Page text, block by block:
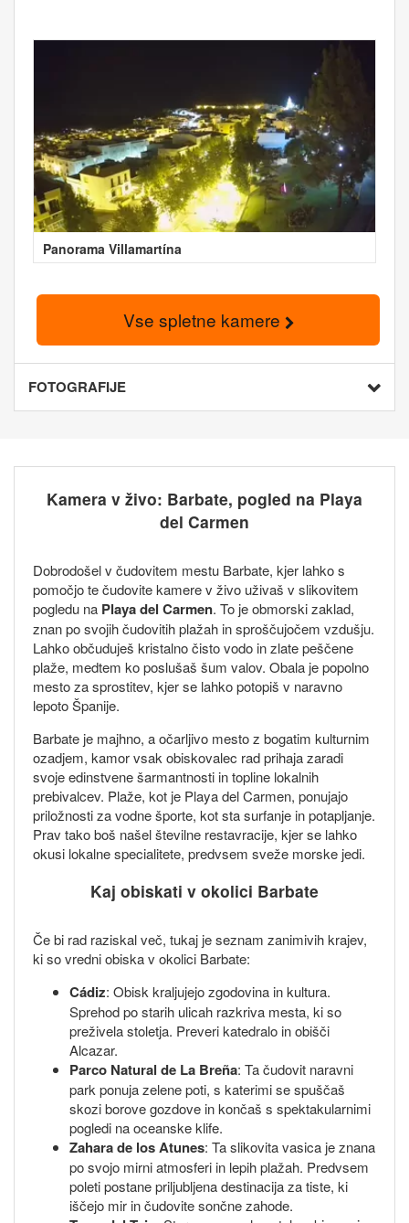
Panorama Villamartína
Vse spletne kamere
FOTOGRAFIJE
Kamera v živo: Barbate, pogled na Playa
del Carmen
Dobrodošel v čudovitem mestu Barbate, kjer lahko s
pomočjo te čudovite kamere v živo uživaš v slikovitem
pogledu na Playa del Carmen. To je obmorski zaklad,
znan po svojih čudovitih plažah in sproščujočem vzdušju.
Lahko občuduješ kristalno čisto vodo in zlate peščene
plaže, medtem ko poslušaš šum valov. Obala je popolno
mesto za sprostitev, kjer se lahko potopiš v naravno
lepoto Španije.
Barbate je majhno, a očarljivo mesto z bogatim kulturnim
ozadjem, kamor vsak obiskovalec rad prihaja zaradi
svoje edinstvene šarmantnosti in topline lokalnih
prebivalcev. Plaže, kot je Playa del Carmen, ponujajo
priložnosti za vodne športe, kot sta surfanje in potapljanje.
Prav tako boš našel številne restavracije, kjer se lahko
okusi lokalne specialitete, predvsem sveže morske jedi.
Kaj obiskati v okolici Barbate
Če bi rad raziskal več, tukaj je seznam zanimivih krajev,
ki so vredni obiska v okolici Barbate:
Cádiz: Obisk kraljujejo zgodovina in kultura.
Sprehod po starih ulicah razkriva mesta, ki so
preživela stoletja. Preveri katedralo in obišči
Alcazar.
Parco Natural de La Breña: Ta čudovit naravni
park ponuja zelene poti, s katerimi se spuščaš
skozi borove gozdove in končaš s spektakularnimi
pogledi na oceanske klife.
Zahara de los Atunes: Ta slikovita vasica je znana
po svojo mirni atmosferi in lepih plažah. Predvsem
poleti postane priljubljena destinacija za tiste, ki
iščejo mir in čudovite sončne zahode.